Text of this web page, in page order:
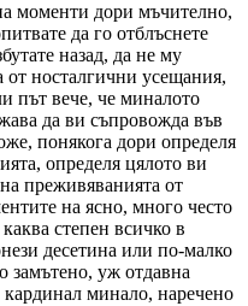
моменти дори мъчително,
да го отблъснете
назад, да не му
носталгични усещания,
път вече, че миналото
да ви съпровожда във
понякога дори определя
определя цялото ви
преживяванията от
на ясно, много често
степен всичко в
десетина или по-малко
замътено, уж отдавна
минало, наречено